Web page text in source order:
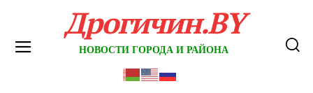
Дрогичин.BY
НОВОСТИ ГОРОДА И РАЙОНА